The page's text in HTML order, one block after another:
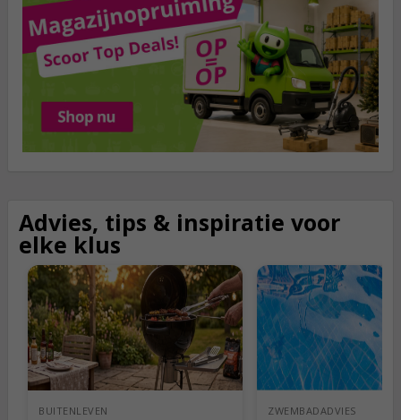
Advies, tips & inspiratie voor
elke klus
BUITENLEVEN ZWEMBADADVIES